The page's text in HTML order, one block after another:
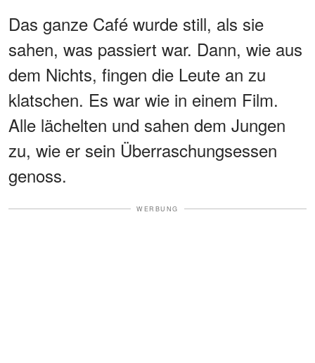
Das ganze Café wurde still, als sie
sahen, was passiert war. Dann, wie aus
dem Nichts, fingen die Leute an zu
klatschen. Es war wie in einem Film.
Alle lächelten und sahen dem Jungen
zu, wie er sein Überraschungsessen
genoss.
WERBUNG